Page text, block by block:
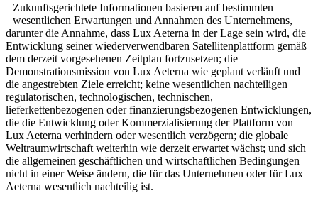
Zukunftsgerichtete Informationen basieren auf bestimmten
wesentlichen Erwartungen und Annahmen des Unternehmens,
darunter die Annahme, dass Lux Aeterna in der Lage sein wird, die
Entwicklung seiner wiederverwendbaren Satellitenplattform gemäß
dem derzeit vorgesehenen Zeitplan fortzusetzen; die
Demonstrationsmission von Lux Aeterna wie geplant verläuft und
die angestrebten Ziele erreicht; keine wesentlichen nachteiligen
regulatorischen, technologischen, technischen,
lieferkettenbezogenen oder finanzierungsbezogenen Entwicklungen,
die die Entwicklung oder Kommerzialisierung der Plattform von
Lux Aeterna verhindern oder wesentlich verzögern; die globale
Weltraumwirtschaft weiterhin wie derzeit erwartet wächst; und sich
die allgemeinen geschäftlichen und wirtschaftlichen Bedingungen
nicht in einer Weise ändern, die für das Unternehmen oder für Lux
Aeterna wesentlich nachteilig ist.